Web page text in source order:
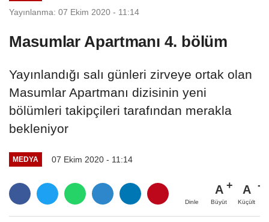
Yayınlanma: 07 Ekim 2020 - 11:14
Masumlar Apartmanı 4. bölüm
Yayınlandığı salı günleri zirveye ortak olan
Masumlar Apartmanı dizisinin yeni
bölümleri takipçileri tarafından merakla
bekleniyor
MEDYA 07 Ekim 2020 - 11:14
Dinle
A
Büyüt
A
Küçült